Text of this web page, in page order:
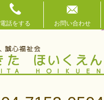
電話をする お問い合わせ